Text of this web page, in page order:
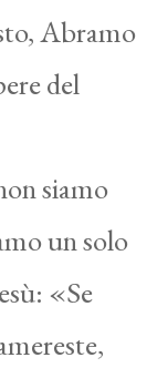
Abramo
del
siamo
un solo
«Se